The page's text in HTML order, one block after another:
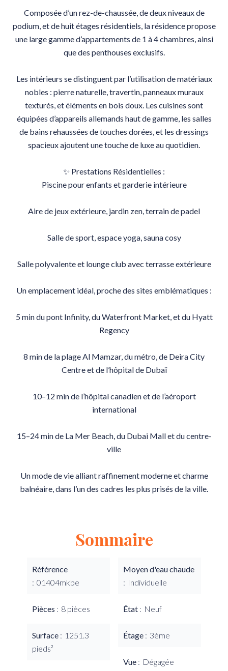
Composée d’un rez-de-chaussée, de deux niveaux de
podium, et de huit étages résidentiels, la résidence propose
une large gamme d’appartements de 1 à 4 chambres, ainsi
que des penthouses exclusifs.
Les intérieurs se distinguent par l’utilisation de matériaux
nobles : pierre naturelle, travertin, panneaux muraux
texturés, et éléments en bois doux. Les cuisines sont
équipées d’appareils allemands haut de gamme, les salles
de bains rehaussées de touches dorées, et les dressings
spacieux ajoutent une touche de luxe au quotidien.
✨ Prestations Résidentielles :
Piscine pour enfants et garderie intérieure
Aire de jeux extérieure, jardin zen, terrain de padel
Salle de sport, espace yoga, sauna cosy
Salle polyvalente et lounge club avec terrasse extérieure
Un emplacement idéal, proche des sites emblématiques :
5 min du pont Infinity, du Waterfront Market, et du Hyatt
Regency
8 min de la plage Al Mamzar, du métro, de Deira City
Centre et de l’hôpital de Dubaï
10–12 min de l’hôpital canadien et de l’aéroport
international
15–24 min de La Mer Beach, du Dubai Mall et du centre-
ville
Un mode de vie alliant raffinement moderne et charme
balnéaire, dans l’un des cadres les plus prisés de la ville.
Sommaire
Référence
01404mkbe
Pièces 8 pièces
Surface
1251.3
pieds²
Moyen d'eau chaude
Individuelle
État Neuf
Étage 3ème
Vue Dégagée